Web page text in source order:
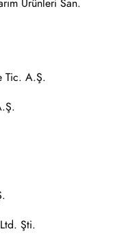
Ürünleri San.
Tic. A.Ş.
Şti.